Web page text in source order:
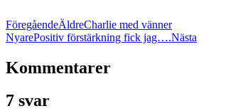
FöregåendeÄldreCharlie med vänner
NyarePositiv förstärkning fick jag….Nästa
Kommentarer
7 svar